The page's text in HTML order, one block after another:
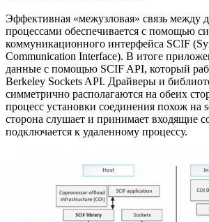
Эффективная «межузловая» связь между
процессами обеспечивается с помощью
коммуникационного интерфейса SCIF
Communication Interface). В итоге
данные с помощью SCIF API, который
Berkeley Sockets API. Драйверы и
симметрично располагаются на обеих
процесс установки соединения похож на
сторона слушает и принимает входящие
подключается к удаленному процессу.